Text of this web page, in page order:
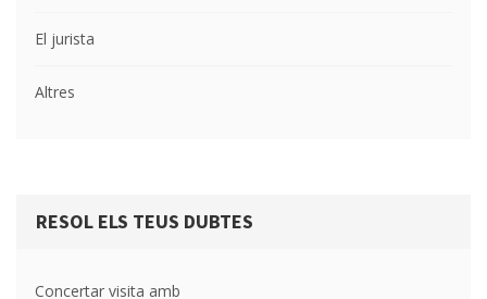
El jurista
Altres
RESOL ELS TEUS DUBTES
Concertar visita amb